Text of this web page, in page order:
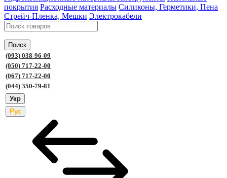
покрытия Расходные материалы Силиконы, Герметики, Пена
Стрейч-Пленка, Мешки Электрокабели
Поиск
(093) 038-96-09
(050) 717-22-00
(067) 717-22-00
(044) 350-79-81
Укр
Рус